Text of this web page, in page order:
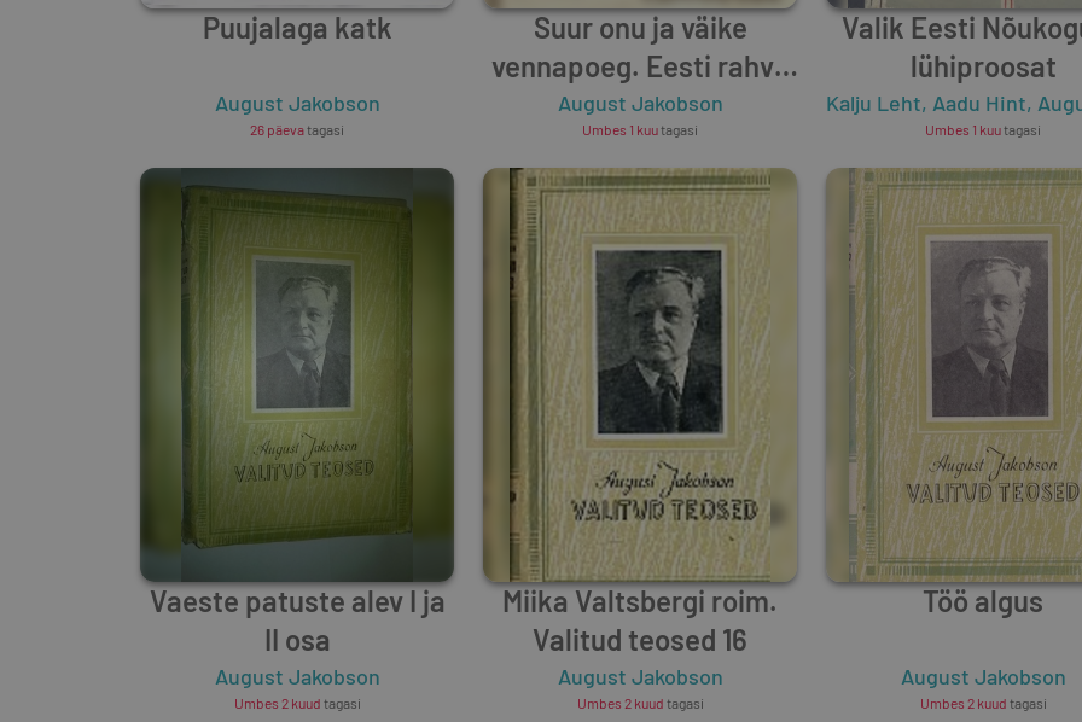
Puujalaga katk
August Jakobson
26 päevatagasi
Suur onu ja väike
vennapoeg. Eesti rahva
muinasjutte ja
muistendeid
August Jakobson
Umbes 1 kuutagasi
Valik Eesti
lühiproosat
Kalju Leht, Aadu Hint, August
Umbes 1 kuutagasi
Vaeste patuste alev I ja
II osa
August Jakobson
Umbes 2 kuud tagasi
Miika Valtsbergi roim.
Valitud teosed 16
August Jakobson
Umbes 2 kuud tagasi
Töö algus
August Jakobson
Umbes 2 kuud tagasi